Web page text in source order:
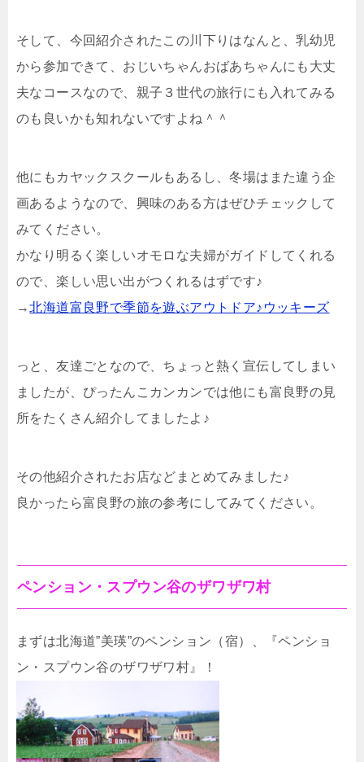
そして、今回紹介されたこの川下りはなんと、乳幼児
から参加できて、おじいちゃんおばあちゃんにも大丈
夫なコースなので、親子３世代の旅行にも入れてみる
のも良いかも知れないですよね＾＾
他にもカヤックスクールもあるし、冬場はまた違う企
画あるようなので、興味のある方はぜひチェックして
みてください。
かなり明るく楽しいオモロな夫婦がガイドしてくれる
ので、楽しい思い出がつくれるはずです♪
→北海道富良野で季節を遊ぶアウトドア♪ウッキーズ
っと、友達ごとなので、ちょっと熱く宣伝してしまい
ましたが、ぴったんこカンカンでは他にも富良野の見
所をたくさん紹介してましたよ♪
その他紹介されたお店などまとめてみました♪
良かったら富良野の旅の参考にしてみてください。
ペンション・スプウン谷のザワザワ村
まずは北海道”美瑛”のペンション（宿）、『ペンショ
ン・スプウン谷のザワザワ村』！